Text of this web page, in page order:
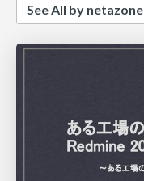
See All by netazone